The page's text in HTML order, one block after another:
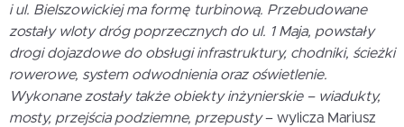
i ul. Bielszowickiej ma formę turbinową. Przebudowane
zostały wloty dróg poprzecznych do ul. 1 Maja, powstały
drogi dojazdowe do obsługi infrastruktury, chodniki, ścieżki
rowerowe, system odwodnienia oraz oświetlenie.
Wykonane zostały także obiekty inżynierskie – wiadukty,
mosty, przejścia podziemne, przepusty– wylicza Mariusz